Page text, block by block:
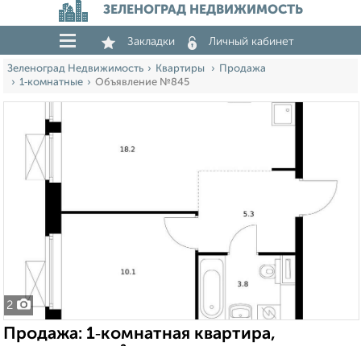
ЗЕЛЕНОГРАД НЕДВИЖИМОСТЬ
Закладки Личный кабинет
Зеленоград Недвижимость Квартиры
Продажа
1‑комнатные
Объявление №845
2
Продажа: 1‑комнатная квартира,